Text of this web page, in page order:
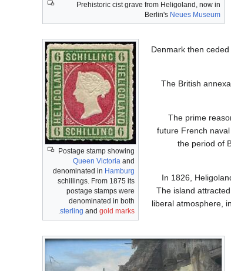
Prehistoric cist grave from Heligoland, now in
Berlin's Neues Museum
Postage stamp showing
Queen Victoria and
denominated in Hamburg
schillings. From 1875 its
postage stamps were
denominated in both
sterling and gold marks
.
Denmark then
The British
The prime
future French
the period of
In 1826,
The island
liberal atmosphere,